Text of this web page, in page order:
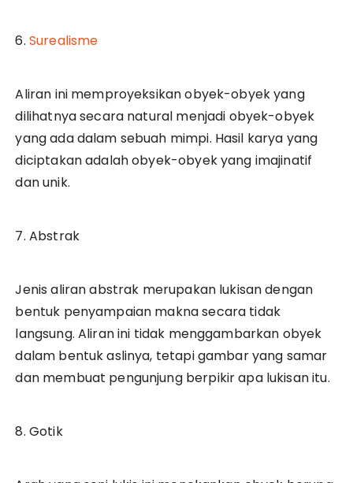
6. Surealisme
Aliran ini memproyeksikan obyek-obyek yang
dilihatnya secara natural menjadi obyek-obyek
yang ada dalam sebuah mimpi. Hasil karya yang
diciptakan adalah obyek-obyek yang imajinatif
dan unik.
7. Abstrak
Jenis aliran abstrak merupakan lukisan dengan
bentuk penyampaian makna secara tidak
langsung. Aliran ini tidak menggambarkan obyek
dalam bentuk aslinya, tetapi gambar yang samar
dan membuat pengunjung berpikir apa lukisan itu.
8. Gotik